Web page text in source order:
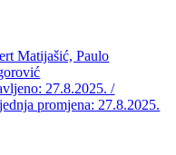
Matijašić, Paulo
27.8.2025. /
promjena: 27.8.2025.